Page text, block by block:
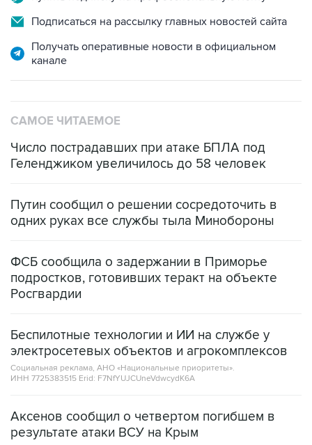
Получать оперативные новости в официальном
Число пострадавших при атаке БПЛА под
Путин сообщил о решении сосредоточить в
ФСБ сообщила о задержании в Приморье
Росгвардии
Беспилотные технологии и ИИ на службе у
Социальная реклама, АНО «Национальные приоритеты».
ИНН 7725383515 Erid: F7NfYUJCUneVdwcydK6A
Аксенов сообщил о четвертом погибшем в